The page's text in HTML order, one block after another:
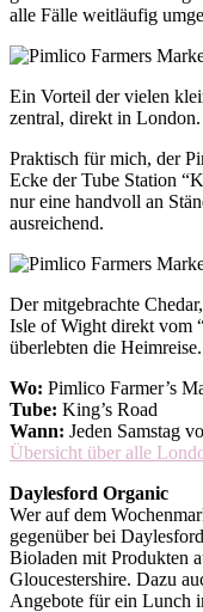
alle Fälle weitläufig
Ein Vorteil der vielen
zentral, direkt in London.
Praktisch für mich, der
Ecke der Tube Station
nur eine handvoll an
ausreichend.
Der mitgebrachte
Isle of Wight direkt vom
überlebten die Heimreise.
Wo: Pimlico Farmer’s
Tube: King’s Road
Wann: Jeden Samstag
Übersicht über alle
Daylesford Organic
Wer auf dem
gegenüber bei
Bioladen mit Produkten
Gloucestershire. Dazu
Angebote für ein Lunch